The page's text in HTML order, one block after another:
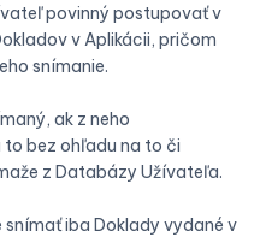
povinný postupovať v
v Aplikácii, pričom
snímanie.
ak z neho
bez ohľadu na to či
z Databázy Užívateľa.
snímať iba Doklady vydané v